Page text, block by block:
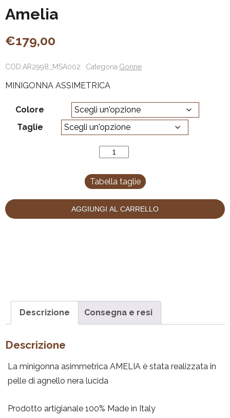
Amelia
€179,00
COD:AR2998_MSA002 Categoria:Gonne
MINIGONNA ASSIMETRICA
Colore
Taglie
Amelia
Tabella taglie
AGGIUNGI AL CARRELLO
Descrizione Consegna e resi
Descrizione
La minigonna asimmetrica AMELIA è stata realizzata in
pelle di agnello nera lucida
Prodotto artigianale 100% Made in Italy